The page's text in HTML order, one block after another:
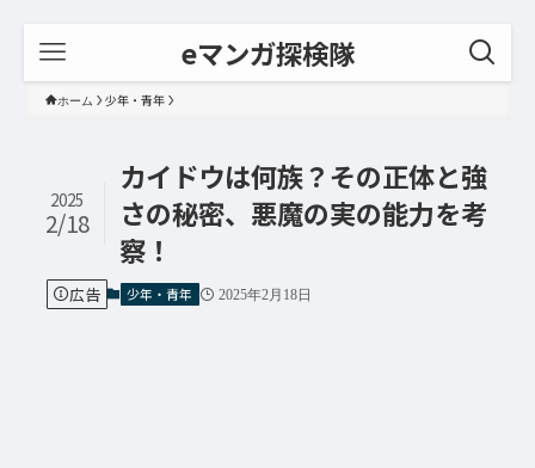
eマンガ探検隊
ホーム 少年・青年
カイドウは何族？その正体と強
さの秘密、悪魔の実の能力を考
察！
2025
2/18
広告 少年・青年 2025年2月18日